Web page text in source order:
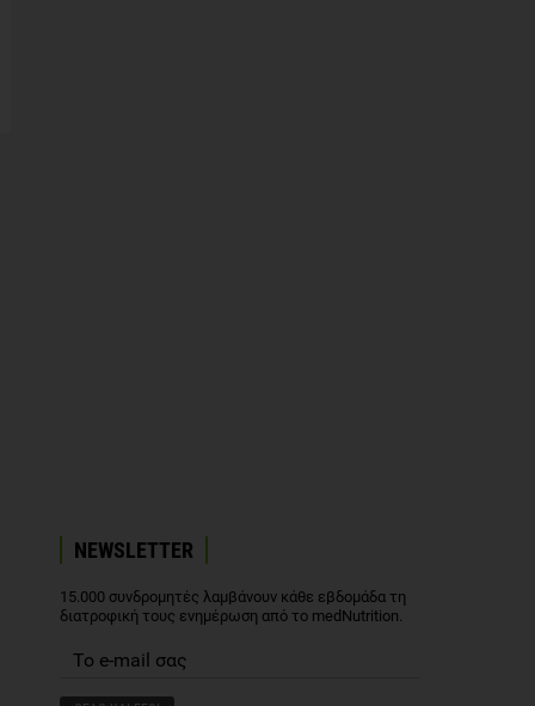
NEWSLETTER
15.000 συνδρομητές λαμβάνουν κάθε εβδομάδα τη
διατροφική τους ενημέρωση από το medNutrition.